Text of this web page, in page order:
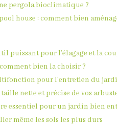
pergola bioclimatique ?
house : comment bien
puissant pour l’élagage et la
bien la choisir ?
pour l’entretien du
nette et précise de vos
essentiel pour un jardin bien
même les sols les plus durs